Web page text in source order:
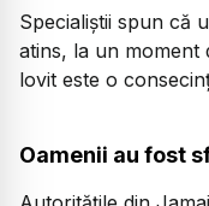
Specialiștii spun că
atins, la un moment
lovit este o
Oamenii au fost